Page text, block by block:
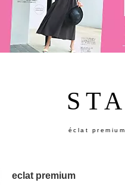
éclat premium
eclat premium